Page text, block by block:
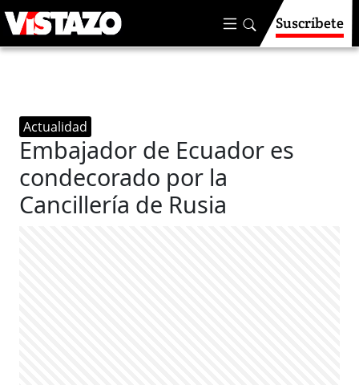
Suscríbete
Actualidad
Embajador de Ecuador es
condecorado por la
Cancillería de Rusia